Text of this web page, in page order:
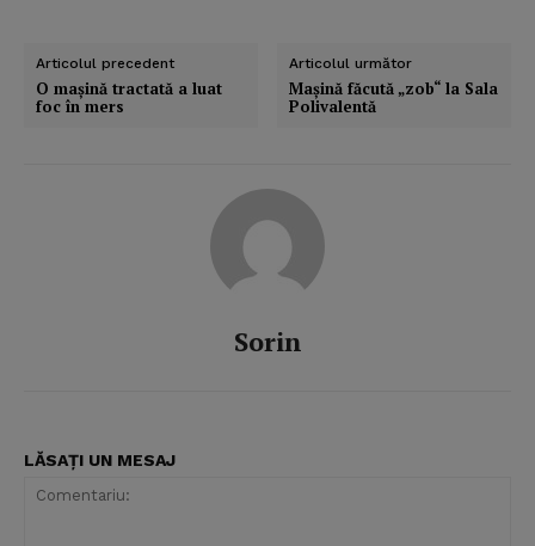
Articolul precedent
O maşină tractată a luat
foc în mers
Articolul următor
Maşină făcută „zob“ la Sala
Polivalentă
Sorin
LĂSAȚI UN MESAJ